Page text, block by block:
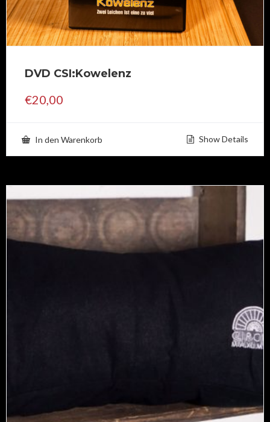
DVD CSI:Kowelenz
€20,00
In den Warenkorb Show Details